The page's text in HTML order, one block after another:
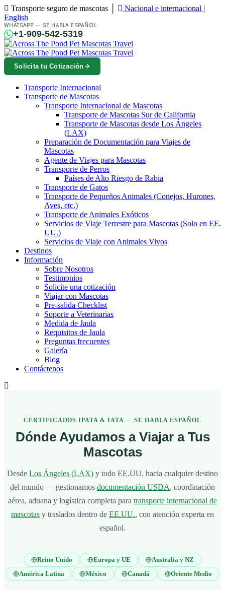
Transporte seguro de mascotas │ Nacional e internacional |
English
WHATSAPP — SE HABLA ESPAÑOL
+1-909-542-5319
Solicita tu Cotización
Transporte Internacional
Transporte de Mascotas
Transporte Internacional de Mascotas
Transporte de Mascotas Sur de California
Transporte de Mascotas desde Los Ángeles
(LAX)
Preparación de Documentación para Viajes de
Mascotas
Agente de Viajes para Mascotas
Transporte de Perros
Países de Alto Riesgo de Rabia
Transporte de Gatos
Transporte de Pequeños Animales (Conejos, Hurones,
Aves, etc.)
Transporte de Animales Exóticos
Servicios de Viaje Terrestre para Mascotas (Solo en EE.
UU.)
Servicios de Viaje con Animales Vivos
Destinos
Información
Sobre Nosotros
Testimonios
Solicite una cotización
Viajar con Mascotas
Pre-salida Checklist
Soporte a Veterinarias
Medida de Jaula
Requisitos de Jaula
Preguntas frecuentes
Galería
Blog
Contáctenos
CERTIFICADOS IPATA & IATA — SE HABLA ESPAÑOL
Dónde Ayudamos a Viajar a Tus
Mascotas
Desde Los Ángeles (LAX) y todo EE.UU. hacia cualquier destino
del mundo — gestionamos documentación USDA, coordinación
aérea, aduana y logística completa para transporte internacional de
mascotas y traslados dentro de EE.UU., con atención experta en
español.
Reino Unido Europa y UE
Australia y NZ
América Latina
México Canadá Oriente Medio